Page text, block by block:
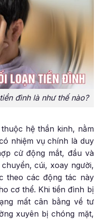
đình là như thế nào?
hệ thần kinh, nằm
nhiệm vụ chính là duy
cử động mắt, đầu và
cúi, xoay người,
theo các động tác này
cơ thể. Khi tiền đình bị
mất cân bằng về tư
xuyên bị chóng mặt,